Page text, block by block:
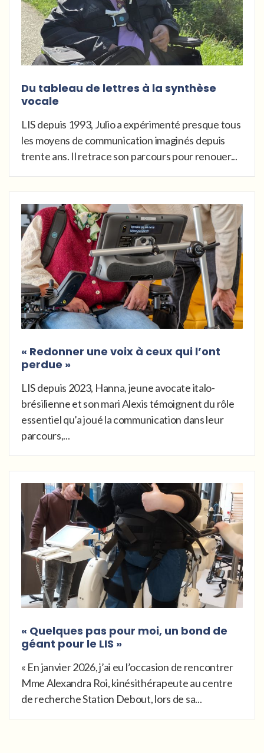
Du tableau de lettres à la synthèse
vocale
LIS depuis 1993, Julio a expérimenté presque tous
les moyens de communication imaginés depuis
trente ans. Il retrace son parcours pour renouer...
« Redonner une voix à ceux qui l’ont
perdue »
LIS depuis 2023, Hanna, jeune avocate italo-
brésilienne et son mari Alexis témoignent du rôle
essentiel qu’a joué la communication dans leur
parcours,...
« Quelques pas pour moi, un bond de
géant pour le LIS »
« En janvier 2026, j’ai eu l’occasion de rencontrer
Mme Alexandra Roi, kinésithérapeute au centre
de recherche Station Debout, lors de sa...